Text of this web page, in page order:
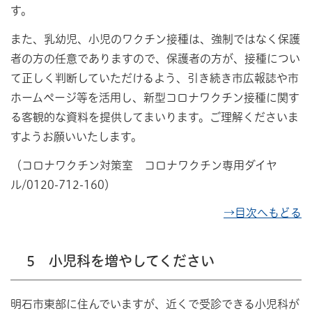
す。
また、乳幼児、小児のワクチン接種は、強制ではなく保護
者の方の任意でありますので、保護者の方が、接種につい
て正しく判断していただけるよう、引き続き市広報誌や市
ホームページ等を活用し、新型コロナワクチン接種に関す
る客観的な資料を提供してまいります。ご理解くださいま
すようお願いいたします。
（コロナワクチン対策室 コロナワクチン専用ダイヤ
ル/0120-712-160）
→目次へもどる
5 小児科を増やしてください
明石市東部に住んでいますが、近くで受診できる小児科が